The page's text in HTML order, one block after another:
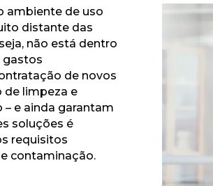
ambiente de uso
distante das
não está dentro
gastos
de novos
de limpeza e
e ainda garantam
soluções é
requisitos
contaminação.